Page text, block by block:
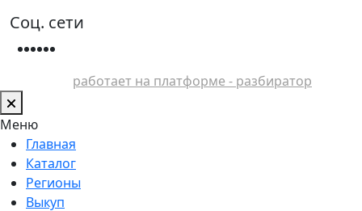
Соц. сети
работает на платформе - разбиратор
Меню
Главная
Каталог
Регионы
Выкуп